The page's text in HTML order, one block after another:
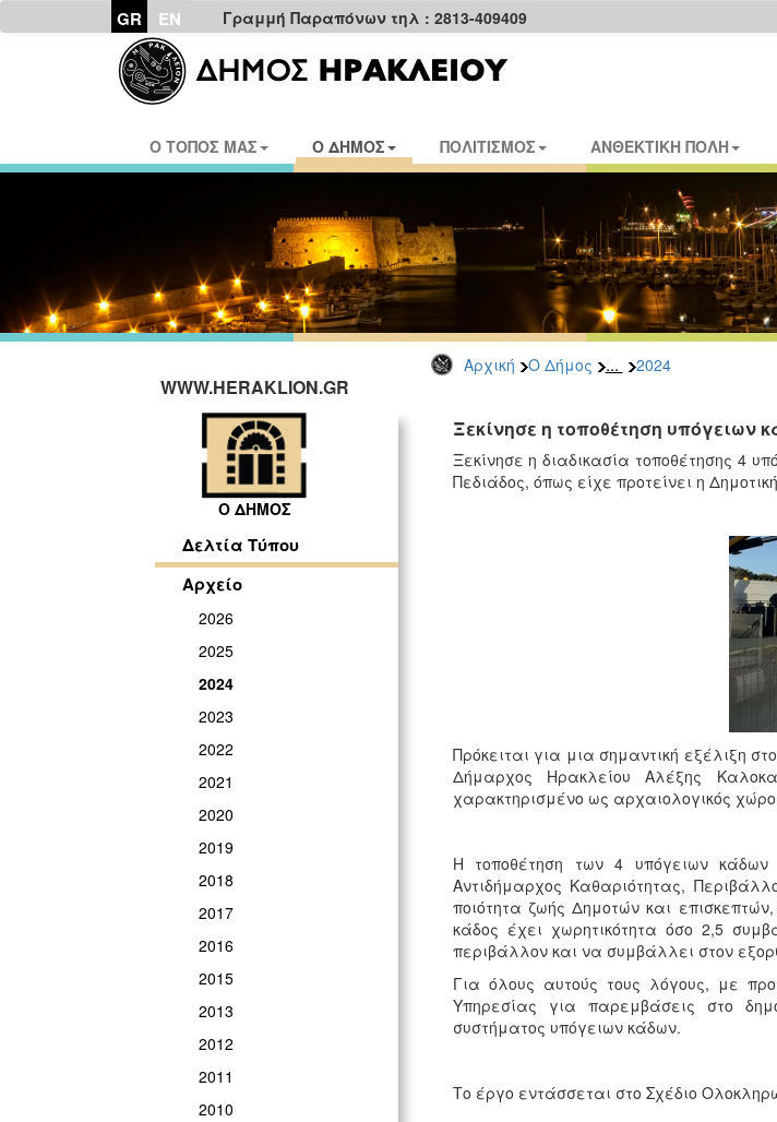
GR EN Γραμμή Παραπόνων τηλ : 2813-409409
Ο ΤΟΠΟΣ ΜΑΣ Ο ΔΗΜΟΣ ΠΟΛΙΤΙΣΜΟΣ ΑΝΘΕΚΤΙΚΗ ΠΟΛΗ
Αρχική Ο Δήμος ... 2024
WWW.HERAKLION.GR
Ο ΔΗΜΟΣ
Δελτία Τύπου
Αρχείο
2026
2025
2024
2023
2022
2021
2020
2019
2018
2017
2016
2015
2013
2012
2011
2010
Ξεκίνησε η τοποθέτηση υπόγειων
Ξεκίνησε η διαδικασία τοποθέτησης 4
Πεδιάδος, όπως είχε προτείνει η
Πρόκειται για μια σημαντική εξέλιξη
Δήμαρχος Ηρακλείου Αλέξης
χαρακτηρισμένο ως αρχαιολογικός
Η τοποθέτηση των 4 υπόγειων
Αντιδήμαρχος Καθαριότητας,
ποιότητα ζωής Δημοτών και
κάδος έχει χωρητικότητα όσο 2,5
περιβάλλον και να συμβάλλει στον
Για όλους αυτούς τους λόγους, με
Υπηρεσίας για παρεμβάσεις στο
συστήματος υπόγειων κάδων.
Το έργο εντάσσεται στο Σχέδιο